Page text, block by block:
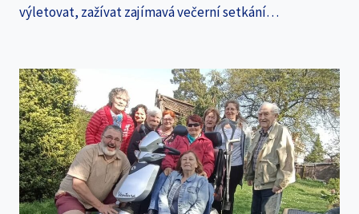
výletovat, zažívat zajímavá večerní setkání…